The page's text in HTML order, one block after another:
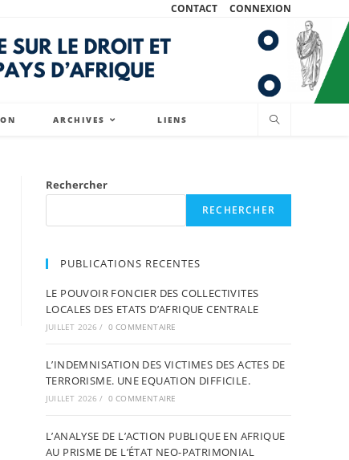
CONTACT CONNEXION
ARCHIVES LIENS
Rechercher
RECHERCHER
PUBLICATIONS RECENTES
LE POUVOIR FONCIER DES COLLECTIVITES
LOCALES DES ETATS D’AFRIQUE CENTRALE
JUILLET 2026 / 0 COMMENTAIRE
L’INDEMNISATION DES VICTIMES DES ACTES DE
TERRORISME. UNE EQUATION DIFFICILE.
JUILLET 2026 / 0 COMMENTAIRE
L’ANALYSE DE L’ACTION PUBLIQUE EN AFRIQUE
AU PRISME DE L’ÉTAT NEO-PATRIMONIAL